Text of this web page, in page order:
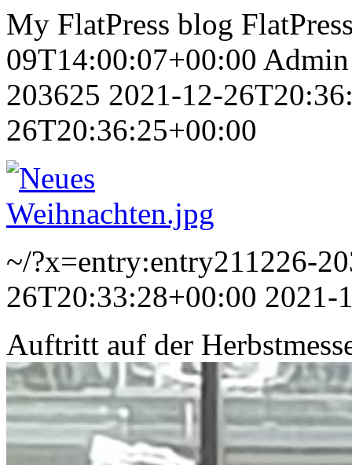
My FlatPress blog
09T14:00:07+00:00 Admin
203625 2021-12-
26T20:36:25+00:00
~/?x=entry:entry211226-
26T20:33:28+00:00 2021-
Auftritt auf der